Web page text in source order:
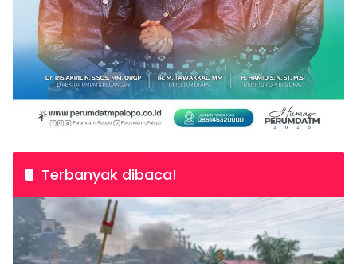
Terbanyak dibaca!